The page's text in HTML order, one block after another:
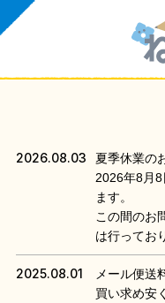
2026.08.03
夏季休業の
2026年8月
ます。
この間のお
は行ってお
2025.08.01
メール便送
買い求め安